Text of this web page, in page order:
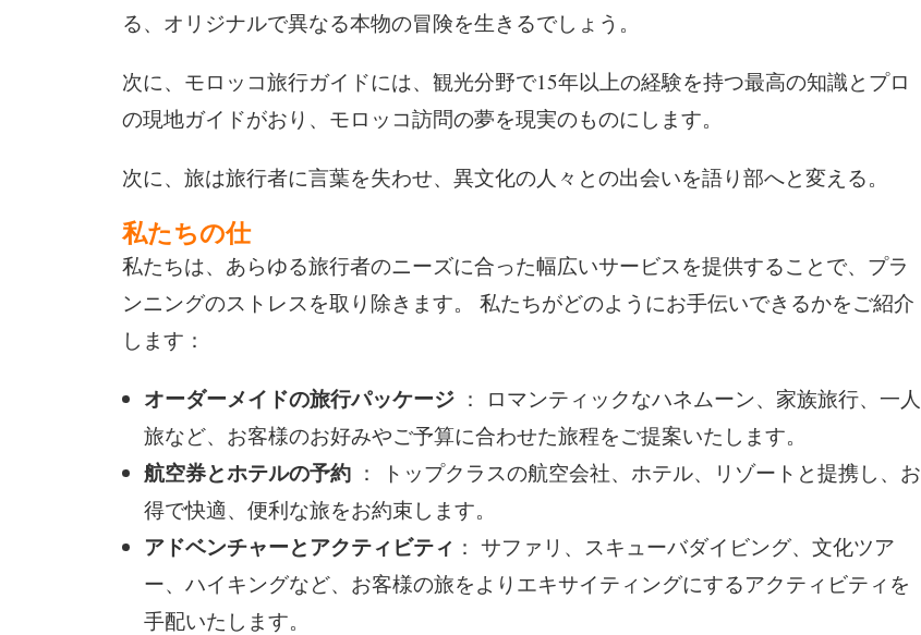
る、オリジナルで異なる本物の冒険を生きるでしょう。
次に、モロッコ旅行ガイドには、観光分野で15年以上の経験を持つ最高の知識とプロ
の現地ガイドがおり、モロッコ訪問の夢を現実のものにします。
次に、旅は旅行者に言葉を失わせ、異文化の人々との出会いを語り部へと変える。
私たちの仕
私たちは、あらゆる旅行者のニーズに合った幅広いサービスを提供することで、プラ
ンニングのストレスを取り除きます。 私たちがどのようにお手伝いできるかをご紹介
します：
オーダーメイドの旅行パッケージ ： ロマンティックなハネムーン、家族旅行、一人
旅など、お客様のお好みやご予算に合わせた旅程をご提案いたします。
航空券とホテルの予約 ： トップクラスの航空会社、ホテル、リゾートと提携し、お
得で快適、便利な旅をお約束します。
アドベンチャーとアクティビティ ： サファリ、スキューバダイビング、文化ツア
ー、ハイキングなど、お客様の旅をよりエキサイティングにするアクティビティを
手配いたします。